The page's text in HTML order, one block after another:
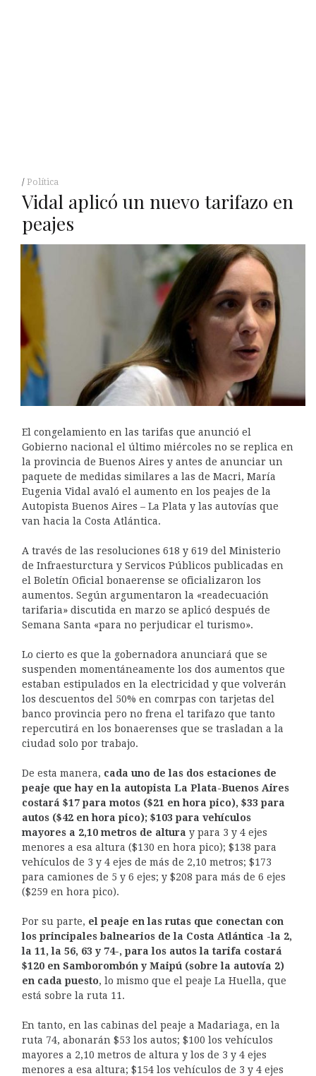
Política
Vidal aplicó un nuevo tarifazo en
peajes
El congelamiento en las tarifas que anunció el
Gobierno nacional el último miércoles no se replica en
la provincia de Buenos Aires y antes de anunciar un
paquete de medidas similares a las de Macri, María
Eugenia Vidal avaló el aumento en los peajes de la
Autopista Buenos Aires – La Plata y las autovías que
van hacia la Costa Atlántica.
A través de las resoluciones 618 y 619 del Ministerio
de Infraesturctura y Servicos Públicos publicadas en
el Boletín Oficial bonaerense se oficializaron los
aumentos. Según argumentaron la «readecuación
tarifaria» discutida en marzo se aplicó después de
Semana Santa «para no perjudicar el turismo».
Lo cierto es que la gobernadora anunciará que se
suspenden momentáneamente los dos aumentos que
estaban estipulados en la electricidad y que volverán
los descuentos del 50% en comrpas con tarjetas del
banco provincia pero no frena el tarifazo que tanto
repercutirá en los bonaerenses que se trasladan a la
ciudad solo por trabajo.
De esta manera, cada uno de las dos estaciones de
peaje que hay en la autopista La Plata-Buenos Aires
costará $17 para motos ($21 en hora pico), $33 para
autos ($42 en hora pico); $103 para vehículos
mayores a 2,10 metros de altura y para 3 y 4 ejes
menores a esa altura ($130 en hora pico); $138 para
vehículos de 3 y 4 ejes de más de 2,10 metros; $173
para camiones de 5 y 6 ejes; y $208 para más de 6 ejes
($259 en hora pico).
Por su parte, el peaje en las rutas que conectan con
los principales balnearios de la Costa Atlántica -la 2,
la 11, la 56, 63 y 74-, para los autos la tarifa costará
$120 en Samborombón y Maipú (sobre la autovía 2)
en cada puesto, lo mismo que el peaje La Huella, que
está sobre la ruta 11.
En tanto, en las cabinas del peaje a Madariaga, en la
ruta 74, abonarán $53 los autos; $100 los vehículos
mayores a 2,10 metros de altura y los de 3 y 4 ejes
menores a esa altura; $154 los vehículos de 3 y 4 ejes